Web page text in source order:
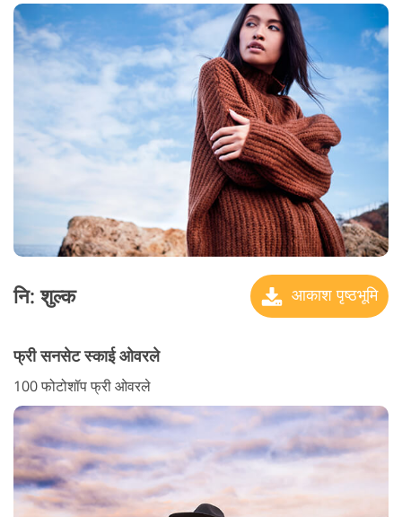
नि: शुल्क आकाश पृष्ठभूमि
फ्री सनसेट स्काई ओवरले
100 फोटोशॉप फ्री ओवरले